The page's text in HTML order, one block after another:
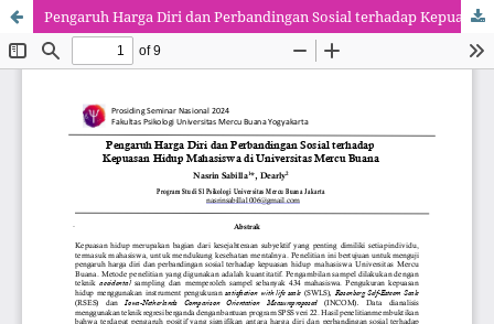
Pengaruh Harga Diri dan Perbandingan Sosial terhadap Kepuasan Hidup Mahasiswa di Universitas Mercu Buana